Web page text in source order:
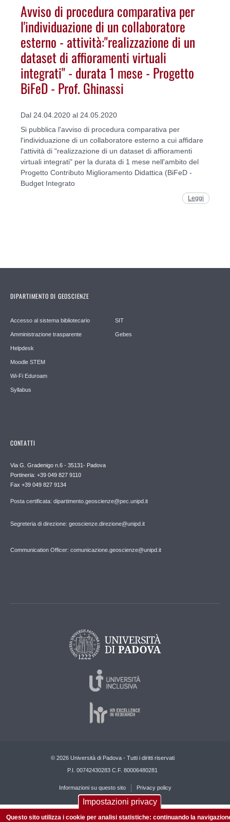
Avviso di procedura comparativa per
l'individuazione di un collaboratore
esterno - attività:"realizzazione di un
dataset di affioramenti virtuali
integrati" - durata 1 mese - Progetto
BiFeD - Prof. Ghinassi
Dal 24.04.2020 al 24.05.2020
Si pubblica l'avviso di procedura comparativa per
l'individuazione di un collaboratore esterno a cui affidare
l'attività di "realizzazione di un dataset di affioramenti
virtuali integrati" per la durata di 1 mese nell'ambito del
Progetto Contributo Miglioramento Didattica (BiFeD -
Budget Integrato
Leggi
DIPARTIMENTO DI GEOSCIENZE
Accesso al sistema bibliotecario
Amministrazione trasparente
Helpdesk
Moodle STEM
Wi-Fi Eduroam
Syllabus
SIT
Gebes
CONTATTI
Via G. Gradenigo n.6 - 35131- Padova
Portineria: +39 049 827 9110
Fax +39 049 827 9134
Posta certificata: dipartimento.geoscienze@pec.unipd.it
Segreteria di direzione: geoscienze.direzione@unipd.it
Communication Officer: comunicazione.geoscienze@unipd.it
© 2026 Università di Padova - Tutti i diritti riservati
P.I. 00742430283 C.F. 80006480281
Informazioni su questo sito Privacy policy
Impostazioni privacy
Questo sito utilizza i cookie per analisi statistiche: continuando la